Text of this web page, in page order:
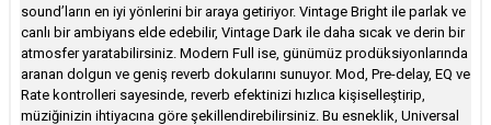
sound’ların en iyi yönlerini bir araya getiriyor. Vintage Bright ile parlak ve
canlı bir ambiyans elde edebilir, Vintage Dark ile daha sıcak ve derin bir
atmosfer yaratabilirsiniz. Modern Full ise, günümüz prodüksiyonlarında
aranan dolgun ve geniş reverb dokularını sunuyor. Mod, Pre-delay, EQ ve
Rate kontrolleri sayesinde, reverb efektinizi hızlıca kişiselleştirip,
müziğinizin ihtiyacına göre şekillendirebilirsiniz. Bu esneklik, Universal